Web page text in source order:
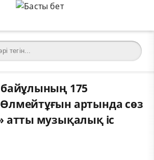
175
артында сөз
атты музықалық іс